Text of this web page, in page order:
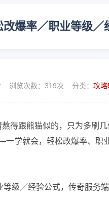
爆率／职业等级
浏览次数： 319次 分类： 攻略
得跟熊猫似的，只为多刷
学就会，轻松改爆率、职